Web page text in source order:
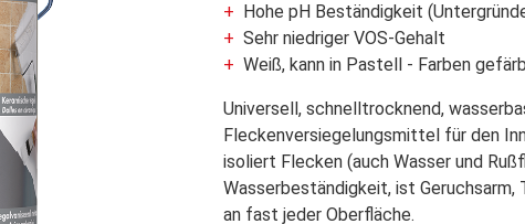
Hohe pH Beständigkeit
Sehr niedriger VOS-Gehalt
Weiß, kann in Pastell - Farben
Universell, schnelltrocknend,
Fleckenversiegelungsmittel für den
isoliert Flecken (auch Wasser und
Wasserbeständigkeit, ist
an fast jeder Oberfläche.